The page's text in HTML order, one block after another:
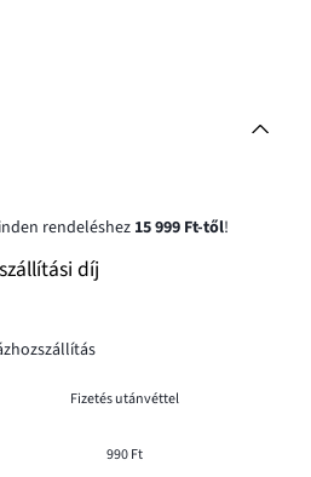
rendeléshez 15 999 Ft-től!
díj
Fizetés utánvéttel
990 Ft